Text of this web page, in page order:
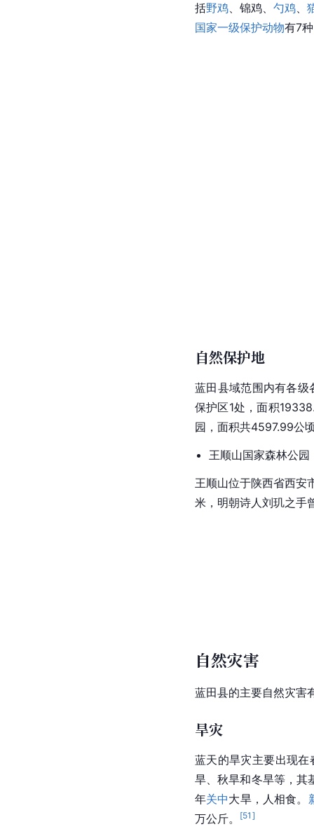
括野鸡、锦鸡、 勺鸡、
国家一级保护动物有7
自然保护地
蓝田县域范围内有各
保护区1处，面积
园，面积共4597.99公
王顺山国家森林公园
王顺山位于陕西省西安
米， 明朝诗人刘玑之手
自然灾害
蓝田县的主要自然灾害
旱灾
蓝天的旱灾主要出现
旱、秋旱和冬旱等，其
年关中大旱，人相食。
万公斤。
[51 ]